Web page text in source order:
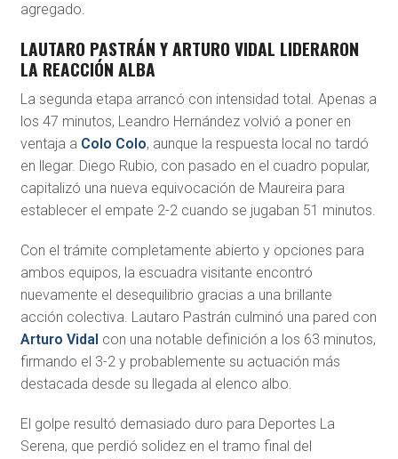
agregado.
LAUTARO PASTRÁN Y ARTURO VIDAL LIDERARON
LA REACCIÓN ALBA
La segunda etapa arrancó con intensidad total. Apenas a
los 47 minutos, Leandro Hernández volvió a poner en
ventaja a Colo Colo, aunque la respuesta local no tardó
en llegar. Diego Rubio, con pasado en el cuadro popular,
capitalizó una nueva equivocación de Maureira para
establecer el empate 2-2 cuando se jugaban 51 minutos.
Con el trámite completamente abierto y opciones para
ambos equipos, la escuadra visitante encontró
nuevamente el desequilibrio gracias a una brillante
acción colectiva. Lautaro Pastrán culminó una pared con
Arturo Vidal con una notable definición a los 63 minutos,
firmando el 3-2 y probablemente su actuación más
destacada desde su llegada al elenco albo.
El golpe resultó demasiado duro para Deportes La
Serena, que perdió solidez en el tramo final del